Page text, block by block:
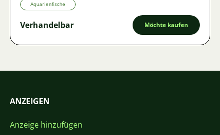
Aquarienfische
Verhandelbar Möchte kaufen
ANZEIGEN
Anzeige hinzufügen